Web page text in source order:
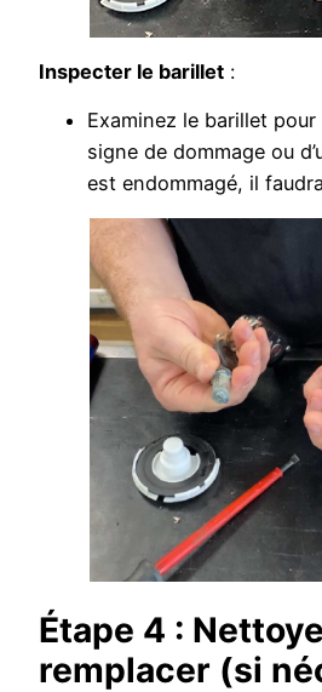
Inspecter le barillet :
Examinez le barillet
signe de dommage ou
est endommagé, il
Étape 4 :
remplacer (si